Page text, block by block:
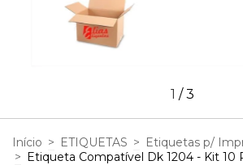
1 /3
Início > ETIQUETAS > Etiquetas p/
> Etiqueta Compatível Dk 1204 - Kit 10